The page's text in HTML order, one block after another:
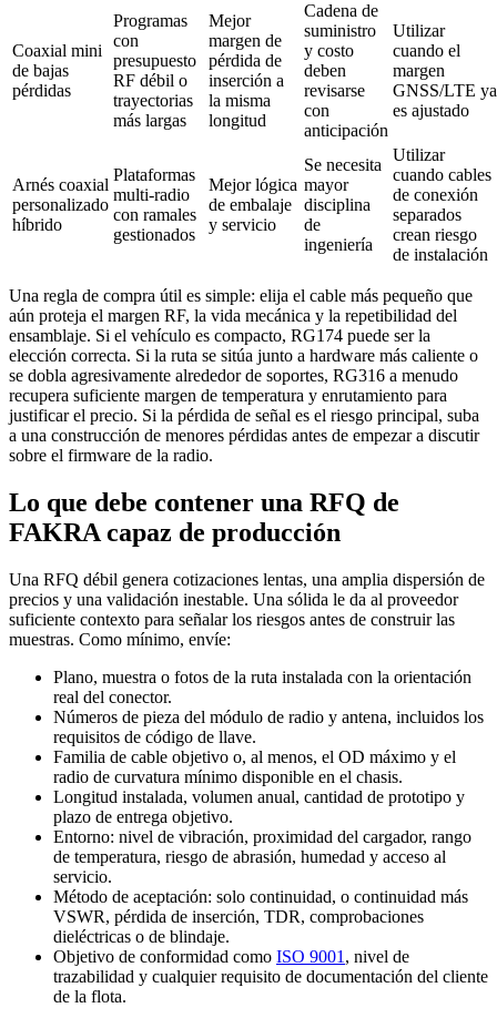
Coaxial mini
de bajas
pérdidas
Programas
con
presupuesto
RF débil o
trayectorias
más largas
Mejor
margen de
pérdida de
inserción a
la misma
longitud
Cadena de
suministro
y costo
deben
revisarse
con
anticipación
Utilizar
cuando el
margen
GNSS/LTE ya
es ajustado
Arnés coaxial
personalizado
híbrido
Plataformas
multi-radio
con ramales
gestionados
Mejor lógica
de embalaje
y servicio
Se necesita
mayor
disciplina
de
ingeniería
Utilizar
cuando cables
de conexión
separados
crean riesgo
de instalación
Una regla de compra útil es simple: elija el cable más pequeño que
aún proteja el margen RF, la vida mecánica y la repetibilidad del
ensamblaje. Si el vehículo es compacto, RG174 puede ser la
elección correcta. Si la ruta se sitúa junto a hardware más caliente o
se dobla agresivamente alrededor de soportes, RG316 a menudo
recupera suficiente margen de temperatura y enrutamiento para
justificar el precio. Si la pérdida de señal es el riesgo principal, suba
a una construcción de menores pérdidas antes de empezar a discutir
sobre el firmware de la radio.
Lo que debe contener una RFQ de
FAKRA capaz de producción
Una RFQ débil genera cotizaciones lentas, una amplia dispersión de
precios y una validación inestable. Una sólida le da al proveedor
suficiente contexto para señalar los riesgos antes de construir las
muestras. Como mínimo, envíe:
Plano, muestra o fotos de la ruta instalada con la orientación
real del conector.
Números de pieza del módulo de radio y antena, incluidos los
requisitos de código de llave.
Familia de cable objetivo o, al menos, el OD máximo y el
radio de curvatura mínimo disponible en el chasis.
Longitud instalada, volumen anual, cantidad de prototipo y
plazo de entrega objetivo.
Entorno: nivel de vibración, proximidad del cargador, rango
de temperatura, riesgo de abrasión, humedad y acceso al
servicio.
Método de aceptación: solo continuidad, o continuidad más
VSWR, pérdida de inserción, TDR, comprobaciones
dieléctricas o de blindaje.
Objetivo de conformidad como ISO 9001 , nivel de
trazabilidad y cualquier requisito de documentación del cliente
de la flota.